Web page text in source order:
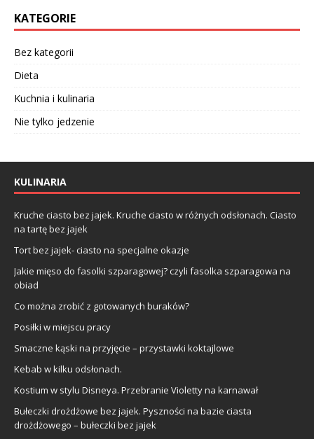
KATEGORIE
Bez kategorii
Dieta
Kuchnia i kulinaria
Nie tylko jedzenie
KULINARIA
Kruche ciasto bez jajek. Kruche ciasto w różnych odsłonach. Ciasto
na tartę bez jajek
Tort bez jajek- ciasto na specjalne okazje
Jakie mięso do fasolki szparagowej? czyli fasolka szparagowa na
obiad
Co można zrobić z gotowanych buraków?
Posiłki w miejscu pracy
Smaczne kąski na przyjęcie – przystawki koktajlowe
Kebab w kilku odsłonach.
Kostium w stylu Disneya. Przebranie Violetty na karnawał
Bułeczki drożdżowe bez jajek. Pyszności na bazie ciasta
drożdżowego – bułeczki bez jajek